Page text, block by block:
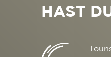
HAST